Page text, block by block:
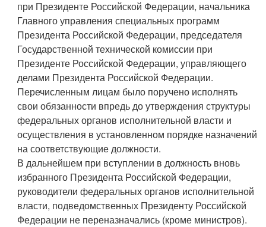
при Президенте Российской Федерации, начальника
Главного управления специальных программ
Президента Российской Федерации, председателя
Государственной технической комиссии при
Президенте Российской Федерации, управляющего
делами Президента Российской Федерации.
Перечисленным лицам было поручено исполнять
свои обязанности впредь до утверждения структуры
федеральных органов исполнительной власти и
осуществления в установленном порядке назначений
на соответствующие должности.
В дальнейшем при вступлении в должность вновь
избранного Президента Российской Федерации,
руководители федеральных органов исполнительной
власти, подведомственных Президенту Российской
Федерации не переназначались (кроме министров).